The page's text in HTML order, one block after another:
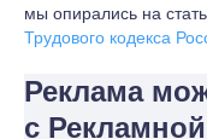
мы опирались на
Трудового кодекса
Реклама
с